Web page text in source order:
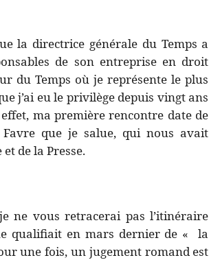
la directrice générale du Temps a
de son entreprise en droit
du Temps où je représente le plus
j’ai eu le privilège depuis vingt ans
ma première rencontre date de
Favre que je salue, qui nous avait
de la Presse.
ne vous retracerai pas l’itinéraire
qualifiait en mars dernier de « la
une fois, un jugement romand est